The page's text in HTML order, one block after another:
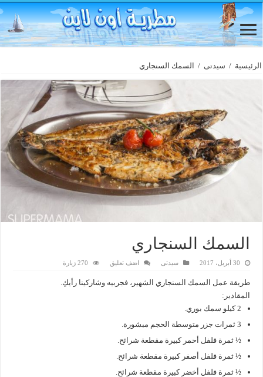
الرئيسية / سيدتى / السمك السنجاري
السمك السنجاري
30 أبريل، 2017 سيدتى اضف تعليق 270 زيارة
طريقة عمل السمك السنجاري الشهير، فجربيه وشاركينا رأيكِ.
المقادير:
2 كيلو سمك بوري.
3 ثمرات جزر متوسطة الحجم مبشورة.
½ ثمرة فلفل أحمر كبيرة مقطعة شرائح.
½ ثمرة فلفل أصفر كبيرة مقطعة شرائح.
½ ثمرة فلفل أخضر كبيرة مقطعة شرائح.